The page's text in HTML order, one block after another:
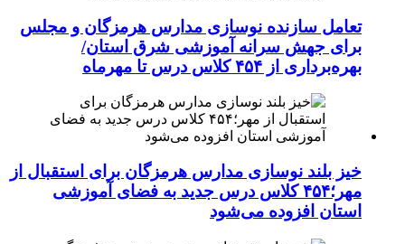
تعامل سازنده نوسازی مدارس هرمزگان و مجلس
برای جهش سرانه آموزشی شرق استان/
بهره‌برداری از ۴۵۴ کلاس درس تا مهرماه
خیز بلند نوسازی مدارس هرمزگان برای استقبال از
مهر؛۴۵۴ کلاس درس جدید به فضای آموزشی
استان افزوده می‌شود